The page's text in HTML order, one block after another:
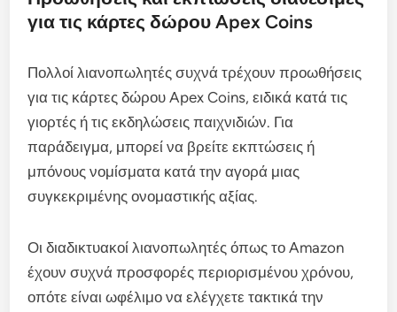
για τις κάρτες δώρου Apex Coins
Πολλοί λιανοπωλητές συχνά τρέχουν προωθήσεις
για τις κάρτες δώρου Apex Coins, ειδικά κατά τις
γιορτές ή τις εκδηλώσεις παιχνιδιών. Για
παράδειγμα, μπορεί να βρείτε εκπτώσεις ή
μπόνους νομίσματα κατά την αγορά μιας
συγκεκριμένης ονομαστικής αξίας.
Οι διαδικτυακοί λιανοπωλητές όπως το Amazon
έχουν συχνά προσφορές περιορισμένου χρόνου,
οπότε είναι ωφέλιμο να ελέγχετε τακτικά την